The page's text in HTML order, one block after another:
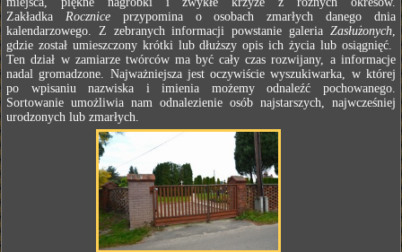
ZakładkaRocznice przypomina o osobach zmarłych danego dnia
kalendarzowego. Z zebranych informacji powstanie galeria Zasłużonych,
gdzie został umieszczony krótki lub dłuższy opis ich życia lub osiągnięć.
Ten dział w zamiarze twórców ma być cały czas rozwijany, a informacje
nadal gromadzone. Najważniejsza jest oczywiście wyszukiwarka, w której
po wpisaniu nazwiska i imienia możemy odnaleźć pochowanego.
Sortowanie umożliwia nam odnalezienie osób najstarszych, najwcześniej
urodzonych lub zmarłych.